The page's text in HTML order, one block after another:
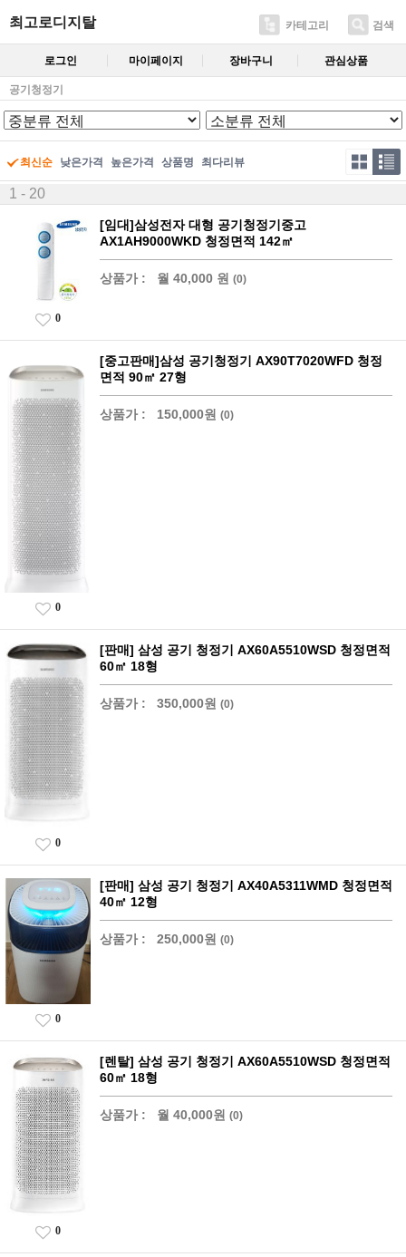
최고로디지탈 카테고리 검색
로그인 마이페이지 장바구니 관심상품
공기청정기
최신순 낮은가격 높은가격 상품명 최다리뷰
1 - 20
[임대]삼성전자 대형 공기청정기중고
AX1AH9000WKD 청정면적 142㎡
상품가 : 월 40,000 원 (0)
0
[중고판매]삼성 공기청정기 AX90T7020WFD 청정
면적 90㎡ 27형
상품가 : 150,000원 (0)
0
[판매] 삼성 공기 청정기 AX60A5510WSD 청정면적
60㎡ 18형
상품가 : 350,000원 (0)
0
[판매] 삼성 공기 청정기 AX40A5311WMD 청정면적
40㎡ 12형
상품가 : 250,000원 (0)
0
[렌탈] 삼성 공기 청정기 AX60A5510WSD 청정면적
60㎡ 18형
상품가 : 월 40,000원 (0)
0